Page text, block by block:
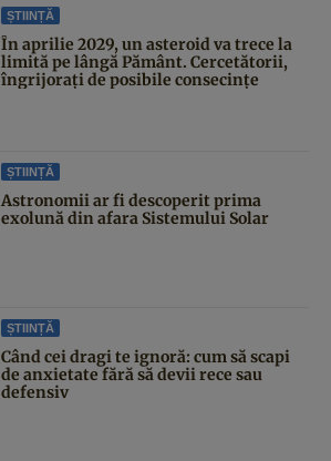
ȘTIINȚĂ
În aprilie 2029, un asteroid va trece la
limită pe lângă Pământ. Cercetătorii,
îngrijorați de posibile consecințe
ȘTIINȚĂ
Astronomii ar fi descoperit prima
exolună din afara Sistemului Solar
ȘTIINȚĂ
Când cei dragi te ignoră: cum să scapi
de anxietate fără să devii rece sau
defensiv